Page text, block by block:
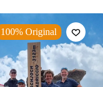
100% Original